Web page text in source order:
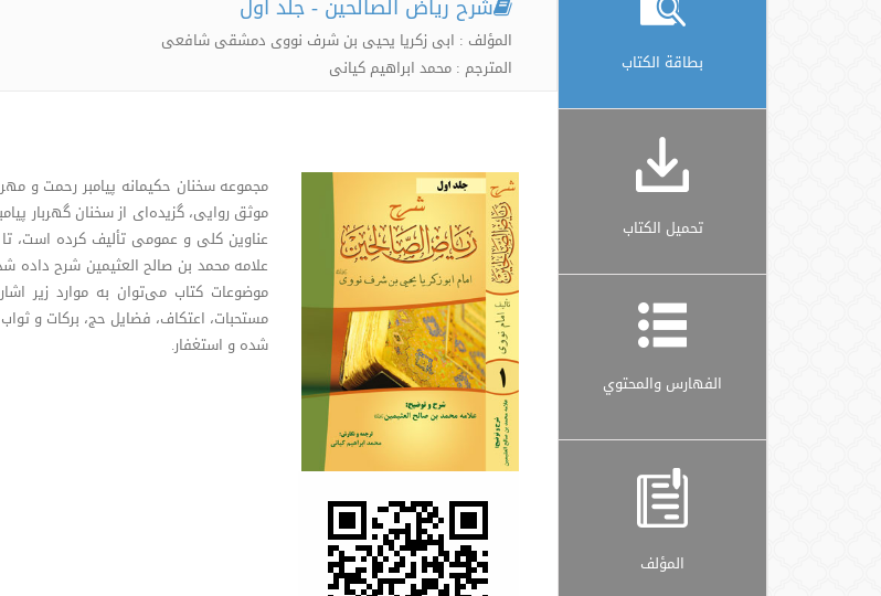
بطاقة الكتاب
تحميل الكتاب
الفهارس والمحتوي
المؤلف
المؤلف : ابی زکریا یحیی بن شرف نووی دمشقی شافعی
المترجم : محمد ابراهیم کیانی
مجموعه سخنان حکیمانه پیامبر رحمت و
عناوین کلی و عمومی تألیف کرده است، تا
علامه محمد بن صالح العثیمین شرح داده
موضوعات کتاب می‌توان به موارد زیر
مستحبات، اعتکاف، فضایل حج، برکات و
شده و استغفار.